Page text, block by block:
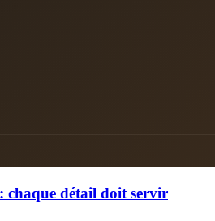
chaque détail doit servir